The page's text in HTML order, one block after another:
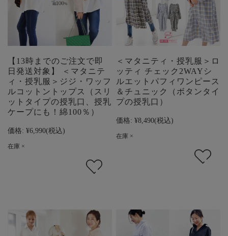
【13時までのご注文で即
日発送対象】 ＜マタニテ
ィ・授乳服＞ジジ・ワッフ
ルコットントップス（スリ
ットタイプの授乳口、授乳
ケープにも！綿100％）
価格: ¥6,990(税込)
在庫 ×
＜マタニティ・授乳服＞ロ
ッティ チェック2WAYシ
ルエットパフィワンピース
＆チュニック（ボタンタイ
プの授乳口）
価格: ¥8,490(税込)
在庫 ×